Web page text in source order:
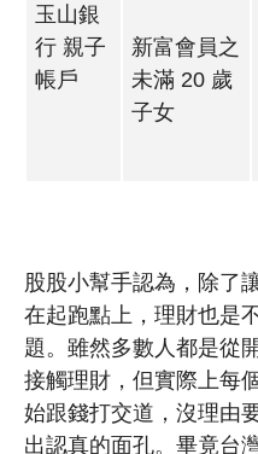
玉山銀
行 親子
帳戶
新富會員之
未滿 20 歲
子女
股股小幫手認為，除了
在起跑點上，理財也是
題。雖然多數人都是從
接觸理財，但實際上每
始跟錢打交道，沒理由
出認真的面孔。畢竟台